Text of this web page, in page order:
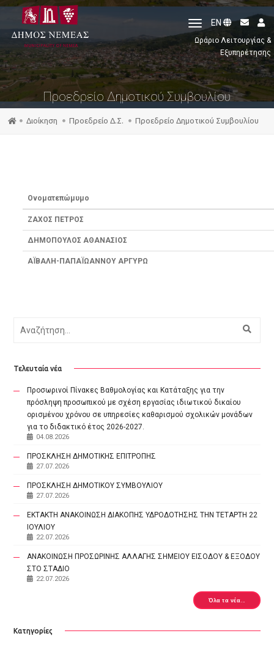
toggle
navigation
EN
Ωράριο Λειτουργίας &
Εξυπηρέτησης
Προεδρείο Δημοτικού Συμβουλίου
Διοίκηση Προεδρείο Δ.Σ. Προεδρείο Δημοτικού Συμβουλίου
Ονοματεπώμυμο
ΖΑΧΟΣ ΠΕΤΡΟΣ
ΔΗΜΟΠΟΥΛΟΣ ΑΘΑΝΑΣΙΟΣ
ΑΪΒΑΛΗ-ΠΑΠΑΪΩΑΝΝΟΥ ΑΡΓΥΡΩ
Τελευταία νέα
Προσωρινοί Πίνακες Βαθμολογίας και Κατάταξης για την
πρόσληψη προσωπικού με σχέση εργασίας ιδιωτικού δικαίου
ορισμένου χρόνου σε υπηρεσίες καθαρισμού σχολικών μονάδων
για το διδακτικό έτος 2026-2027.
04.08.2026
ΠΡΟΣΚΛΗΣΗ ΔΗΜΟΤΙΚΗΣ ΕΠΙΤΡΟΠΗΣ
27.07.2026
ΠΡΟΣΚΛΗΣΗ ΔΗΜΟΤΙΚΟΥ ΣΥΜΒΟΥΛΙΟΥ
27.07.2026
ΕΚΤΑΚΤΗ ΑΝΑΚΟΙΝΩΣΗ ΔΙΑΚΟΠΗΣ ΥΔΡΟΔΟΤΗΣΗΣ ΤΗΝ ΤΕΤΑΡΤΗ 22
ΙΟΥΛΙΟΥ
22.07.2026
ΑΝΑΚΟΙΝΩΣΗ ΠΡΟΣΩΡΙΝΗΣ ΑΛΛΑΓΗΣ ΣΗΜΕΙΟΥ ΕΙΣΟΔΟΥ & ΕΞΟΔΟΥ
ΣΤΟ ΣΤΑΔΙΟ
22.07.2026
Όλα τα νέα...
Κατηγορίες